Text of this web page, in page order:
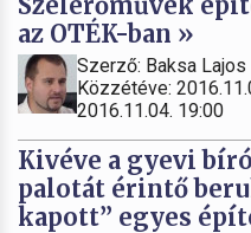
az OTÉK-ban »
Szerző: Baksa Lajos
Közzétéve:
2016.11.04. 19:00
Kivéve a gyevi
palotát érintő
kapott” egyes